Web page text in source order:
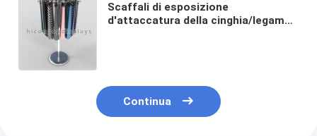
Scaffali di esposizione
d'attaccatura della cinghia/legame
Continua